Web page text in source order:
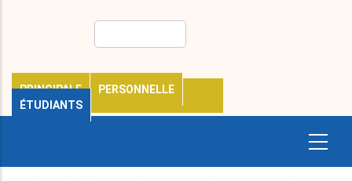
PRINCIPALE
PERSONNELLE
ÉTUDIANTS